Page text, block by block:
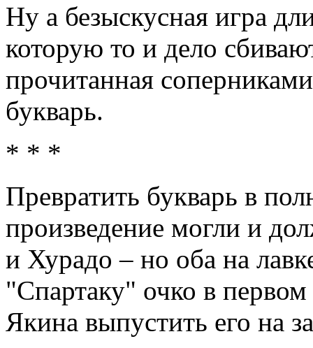
Ну а безыскусная игра
которую то и дело
прочитанная
букварь.
* * *
Превратить букварь в
произведение могли и
и Хурадо – но оба на
"Спартаку" очко в
Якина выпустить его на